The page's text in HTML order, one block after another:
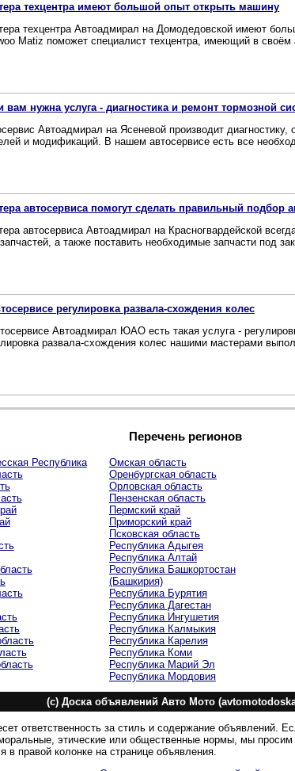
техцентра имеют большой опыт открыть машину
техцентра Автоадмирал на Домодедовской имеют
Matiz поможет специалист техцентра, имеющий в
вам нужна услуга - диагностика и ремонт тормозной
Автоадмирал на Ясеневой производит
и модификаций. В нашем автосервисе есть все
автосервиса помогут сделать правильный подбор
автосервиса Автоадмирал на Красногвардейской
а также поставить необходимые запчасти под
регулировка развала-схождения колес
Автоадмирал ЮАО есть такая услуга -
развала-схождения колес нашими мастерами
Перечень регионов
Республика
Омская область
Оренбургская область
Орловская область
Пензенская область
Пермский край
Приморский край
Псковская область
Республика Адыгея
Республика Алтай
Республика Башкортостан
(Башкирия)
Республика Бурятия
Республика Дагестан
Республика Ингушетия
Республика Калмыкия
Республика Карелия
Республика Коми
Республика Марий Эл
Республика Мордовия
(c) Доска объявлений Авто Мото
ответственность за стиль и содержание объявлений.
этические или общественные нормы, мы
правой колонке на странице объявления.